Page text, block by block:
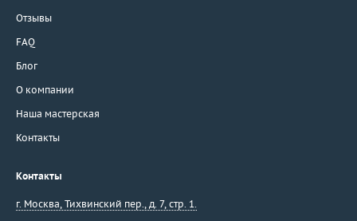
Отзывы
FAQ
Блог
О компании
Наша мастерская
Контакты
Контакты
г. Москва, Тихвинский пер., д. 7, стр. 1.